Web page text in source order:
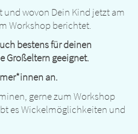
wovon Dein Kind jetzt am
Workshop berichtet.
bestens für deinen
Großeltern geeignet.
an.
gerne zum Workshop
es Wickelmöglichkeiten und